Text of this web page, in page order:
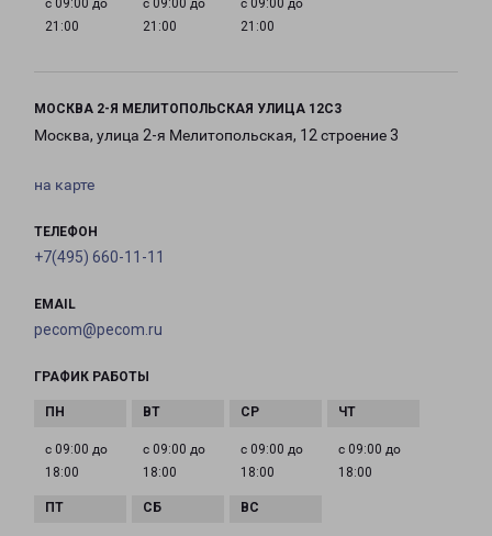
с 09:00 до
21:00
с 09:00 до
21:00
с 09:00 до
21:00
МОСКВА 2-Я МЕЛИТОПОЛЬСКАЯ УЛИЦА 12С3
Москва, улица 2-я Мелитопольская, 12 строение 3
на карте
ТЕЛЕФОН
+7(495) 660-11-11
EMAIL
pecom@pecom.ru
ГРАФИК РАБОТЫ
с 09:00 до
18:00
с 09:00 до
18:00
с 09:00 до
18:00
с 09:00 до
18:00